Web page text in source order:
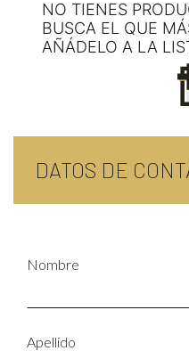
NO TIENES
BUSCA EL QUE
AÑÁDELO A LA
DATOS DE
Nombre
Apellido